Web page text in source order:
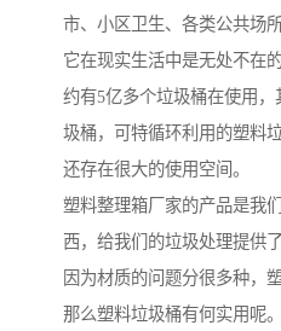
市、小区卫生、各类公共场
它在现实生活中是无处不在
约有5亿多个垃圾桶在使用
圾桶，可特循环利用的塑料
还存在很大的使用空间。
塑料整理箱厂家的产品是我
西，给我们的垃圾处理提供
因为材质的问题分很多种，
那么塑料垃圾桶有何实用呢。